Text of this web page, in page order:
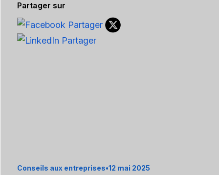
Partager sur
Conseils aux entreprises•12 mai 2025